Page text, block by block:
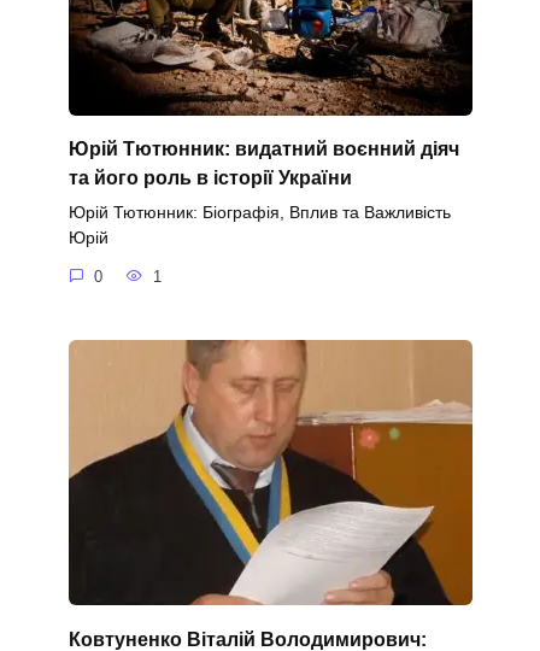
Юрій Тютюнник: видатний воєнний діяч
та його роль в історії України
Юрій Тютюнник: Біографія, Вплив та Важливість
Юрій
0 1
Ковтуненко Віталій Володимирович: